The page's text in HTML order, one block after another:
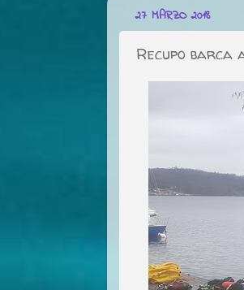
27 MARZO 2018
Recupo barca